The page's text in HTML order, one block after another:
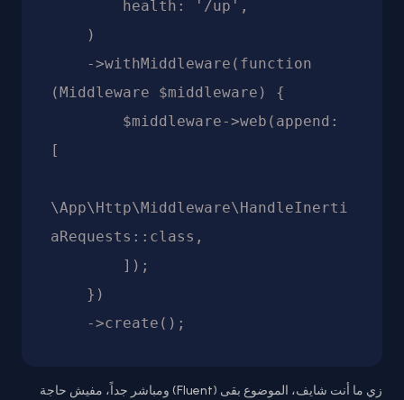
(Middleware $middleware) {
[
\App\Http\Middleware\HandleInerti
aRequests::class,
زي ما أنت شايف، الموضوع بقى (Fluent) ومباشر جداً، مفيش حاجة